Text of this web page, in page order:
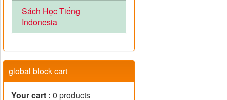
Sách Học Tiếng
Indonesia
global block cart
Your cart : 0 products